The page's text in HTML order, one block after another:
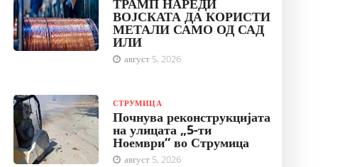
ТРАМП НАРЕДИ
ВОЈСКАТА ДА КОРИСТИ
МЕТАЛИ САМО ОД САД
ИЛИ
август 5, 2026
СТРУМИЦА
Почнува реконструкцијата
на улицата „5-ти
Ноември“ во Струмица
август 5, 2026